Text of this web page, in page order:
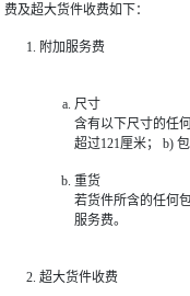
费及超大货件收费如下：
附加服务费
尺寸
含有以下尺寸的任
超过121厘米； b)
重货
若货件所含的任何
服务费。
超大货件收费